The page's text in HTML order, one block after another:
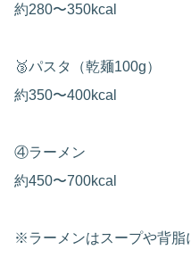
約280〜350kcal
🥉パスタ（乾麺100g）
約350〜400kcal
④ラーメン
約450〜700kcal
※ラーメンはスープや背脂